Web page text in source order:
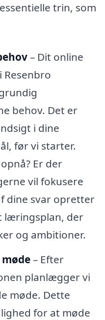
trin, som
– Dit online
behov. Det er
i dine
før vi starter.
Er der
vil fokusere
dine svar opretter
læringsplan, der
og ambitioner.
– Efter
planlægger vi
møde. Dette
for at møde